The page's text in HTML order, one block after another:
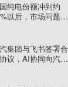
纯电份额冲到约
以后，市场问题已
汽集团与飞书签署合
议，AI协同向汽车